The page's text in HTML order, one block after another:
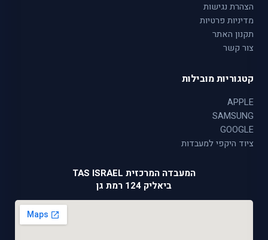
הצהרת נגישות
מדיניות פרטיות
תקנון האתר
צור קשר
קטגוריות מובילות
APPLE
SAMSUNG
GOOGLE
ציוד היקפי למעבדות
המעבדה המרכזית TAS ISRAEL
ביאליק 124 רמת גן